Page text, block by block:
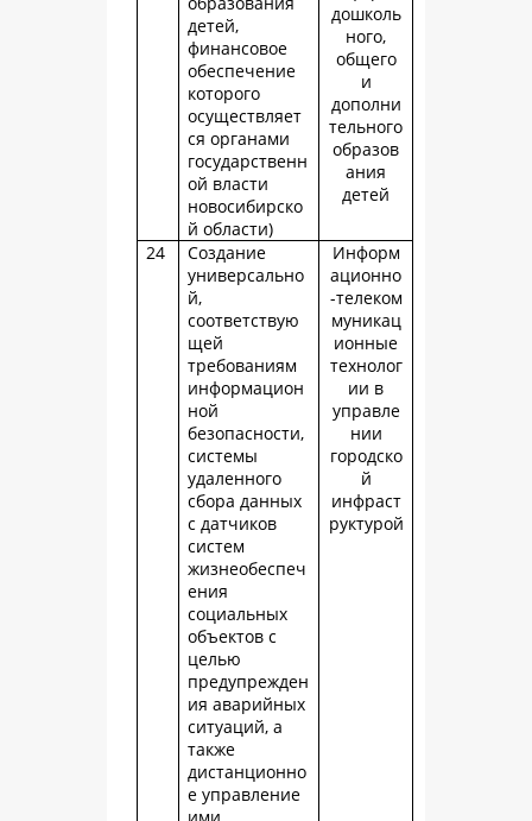
детей,
финансовое
обеспечение
которого
осуществляет
ся органами
государственн
ой власти
новосибирско
й области)
дошколь
ного,
общего
и
дополни
тельного
образов
ания
детей
24
Создание
универсально
й,
соответствую
щей
требованиям
информацион
ной
безопасности,
системы
удаленного
сбора данных
с датчиков
систем
жизнеобеспеч
ения
социальных
объектов с
целью
предупрежден
ия аварийных
ситуаций, а
также
дистанционно
е управление
Информ
ационно
-телеком
муникац
ионные
технолог
ии в
управле
нии
городско
й
инфраст
руктурой